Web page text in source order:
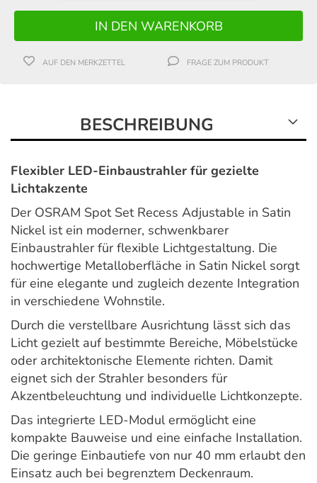
AUF DEN MERKZETTEL FRAGE ZUM PRODUKT
BESCHREIBUNG
Flexibler LED-Einbaustrahler für gezielte
Lichtakzente
Der OSRAM Spot Set Recess Adjustable in Satin
Nickel ist ein moderner, schwenkbarer
Einbaustrahler für flexible Lichtgestaltung. Die
hochwertige Metalloberfläche in Satin Nickel sorgt
für eine elegante und zugleich dezente Integration
in verschiedene Wohnstile.
Durch die verstellbare Ausrichtung lässt sich das
Licht gezielt auf bestimmte Bereiche, Möbelstücke
oder architektonische Elemente richten. Damit
eignet sich der Strahler besonders für
Akzentbeleuchtung und individuelle Lichtkonzepte.
Das integrierte LED-Modul ermöglicht eine
kompakte Bauweise und eine einfache Installation.
Die geringe Einbautiefe von nur 40 mm erlaubt den
Einsatz auch bei begrenztem Deckenraum.